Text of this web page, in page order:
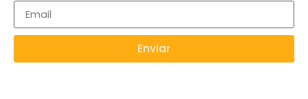
Enviar